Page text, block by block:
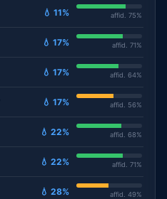
💧 11% affid. 75%
💧 17% affid. 71%
💧 17% affid. 64%
💧 17% affid. 56%
💧 22% affid. 68%
💧 22% affid. 71%
💧 28% affid. 49%